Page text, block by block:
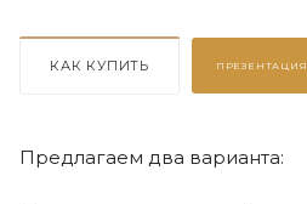
КАК КУПИТЬ ПРЕЗЕНТАЦИЯ
Предлагаем два варианта: